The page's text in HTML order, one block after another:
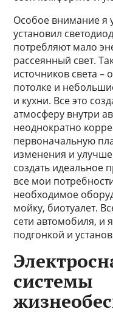
Особое внимание я
установил
потребляют мало
рассеянный свет.
источников света –
потолке и
и кухни. Все это
атмосферу внутри
неоднократно
первоначальную
изменения и
создать идеальное
все мои
необходимое
мойку, биотуалет.
сети автомобиля, и
подгонкой и
системы